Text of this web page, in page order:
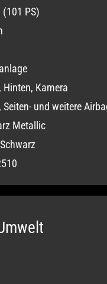
(101 PS)
Hinten, Kamera
Seiten- und weitere
Metallic